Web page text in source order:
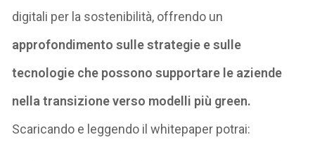
digitali per la sostenibilità, offrendo un
approfondimento sulle strategie e sulle
tecnologie che possono supportare le aziende
nella transizione verso modelli più green.
Scaricando e leggendo ilwhitepaper potrai: